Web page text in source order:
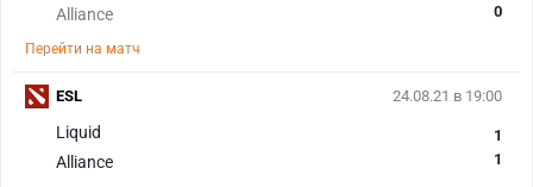
Alliance
0
Перейти на матч
24.08.21 в 19:00
Liquid
Alliance
1
1
ESL